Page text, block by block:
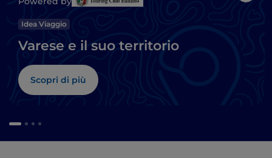
Idea Viaggio
Varese e il suo territorio
Scopri di più